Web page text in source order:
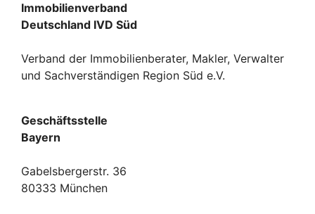
Immobilienverband
Deutschland IVD Süd
Verband der Immobilienberater, Makler, Verwalter
und Sachverständigen Region Süd e.V.
Geschäftsstelle
Bayern
Gabelsbergerstr. 36
80333 München